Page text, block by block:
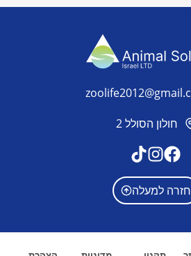
חולון הסולל 2
חזרה למעלה